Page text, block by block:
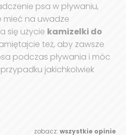
psa w pływaniu,
mieć na uwadze
się użycie kamizelki do
też, aby zawsze
podczas pływania i móc
jakichkolwiek
zobacz: wszystkie opinie